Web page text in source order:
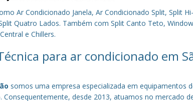
Ar Condicionado Janela, Ar Condicionado Split, Split
Quatro Lados. Também com Split Canto Teto,
e Chillers.
para ar condicionado em
somos uma empresa especializada em equipamentos
desde 2013, atuamos no mercado